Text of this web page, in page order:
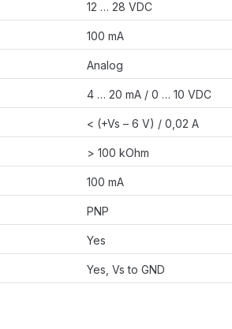
12 … 28 VDC
100 mA
Analog
4 … 20 mA / 0 … 10 VDC
< (+Vs – 6 V) / 0,02 A
> 100 kOhm
100 mA
PNP
Yes
Yes, Vs to GND